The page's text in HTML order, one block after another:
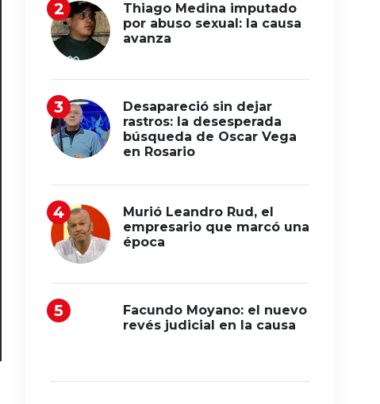
Thiago Medina imputado
por abuso sexual: la causa
avanza
Desapareció sin dejar
rastros: la desesperada
búsqueda de Oscar Vega
en Rosario
Murió Leandro Rud, el
empresario que marcó una
época
Facundo Moyano: el nuevo
revés judicial en la causa